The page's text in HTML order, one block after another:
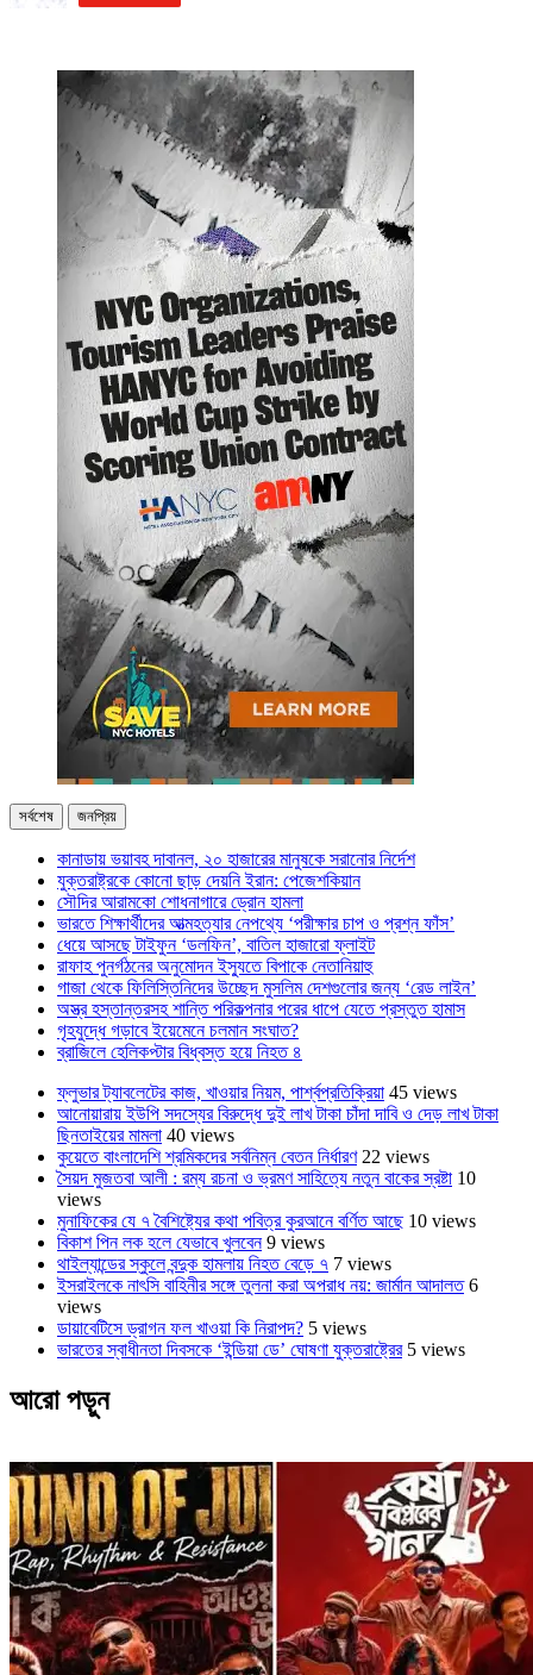
সর্বশেষ জনপ্রিয়
কানাডায় ভয়াবহ দাবানল, ২০ হাজারের মানুষকে সরানোর নির্দেশ
যুক্তরাষ্ট্রকে কোনো ছাড় দেয়নি ইরান: পেজেশকিয়ান
সৌদির আরামকো শোধনাগারে ড্রোন হামলা
ভারতে শিক্ষার্থীদের আত্মহত্যার নেপথ্যে ‘পরীক্ষার চাপ ও প্রশ্ন ফাঁস’
ধেয়ে আসছে টাইফুন ‘ডলফিন’, বাতিল হাজারো ফ্লাইট
রাফাহ পুনর্গঠনের অনুমোদন ইস্যুতে বিপাকে নেতানিয়াহু
গাজা থেকে ফিলিস্তিনিদের উচ্ছেদ মুসলিম দেশগুলোর জন্য ‘রেড লাইন’
অস্ত্র হস্তান্তরসহ শান্তি পরিকল্পনার পরের ধাপে যেতে প্রস্তুত হামাস
গৃহযুদ্ধে গড়াবে ইয়েমেনে চলমান সংঘাত?
ব্রাজিলে হেলিকপ্টার বিধ্বস্ত হয়ে নিহত ৪
ফ্লুভার ট্যাবলেটের কাজ, খাওয়ার নিয়ম, পার্শ্বপ্রতিক্রিয়া 45 views
আনোয়ারায় ইউপি সদস্যের বিরুদ্ধে দুই লাখ টাকা চাঁদা দাবি ও দেড় লাখ টাকা
ছিনতাইয়ের মামলা 40 views
কুয়েতে বাংলাদেশি শ্রমিকদের সর্বনিম্ন বেতন নির্ধারণ 22 views
সৈয়দ মুজতবা আলী : রম্য রচনা ও ভ্রমণ সাহিত্যে নতুন বাকের স্রষ্টা 10
views
মুনাফিকের যে ৭ বৈশিষ্ট্যের কথা পবিত্র কুরআনে বর্ণিত আছে 10 views
বিকাশ পিন লক হলে যেভাবে খুলবেন 9 views
থাইল্যান্ডের স্কুলে বন্দুক হামলায় নিহত বেড়ে ৭ 7 views
ইসরাইলকে নাৎসি বাহিনীর সঙ্গে তুলনা করা অপরাধ নয়: জার্মান আদালত 6
views
ডায়াবেটিসে ড্রাগন ফল খাওয়া কি নিরাপদ? 5 views
ভারতের স্বাধীনতা দিবসকে ‘ইন্ডিয়া ডে’ ঘোষণা যুক্তরাষ্ট্রের 5 views
আরো পড়ুন